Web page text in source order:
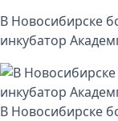
В Новосибирске
инкубатор
В Новосибирске